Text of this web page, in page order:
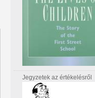
Jegyzetek az értékelésről